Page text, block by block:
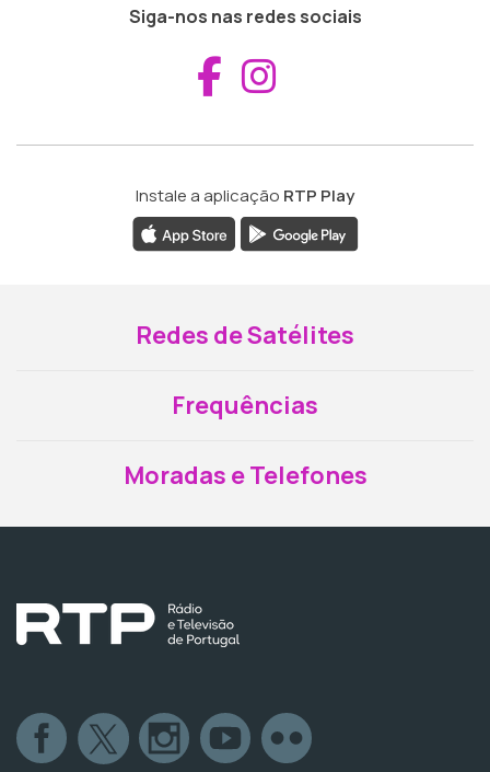
Siga-nos nas redes sociais
Aceder ao
Instale a aplicação RTP Play
Redes de Satélites
Frequências
Moradas e Telefones